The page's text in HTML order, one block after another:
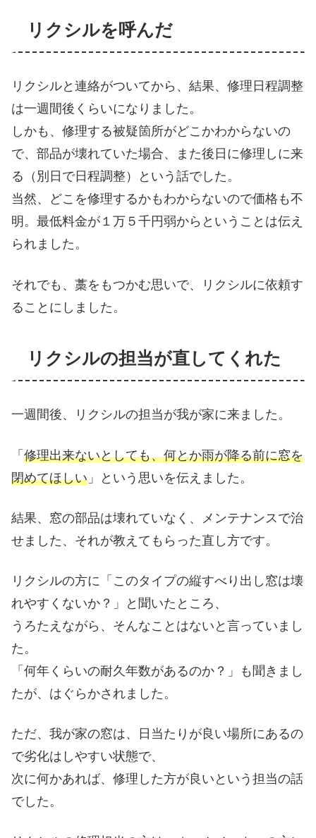
リクシルを呼んだ
リクシルと連絡がついてから、結果、修理日程調整
は一週間後くらいになりました。
しかも、修理する被疑箇所がどこかわからないの
で、部品が壊れていた場合、また後日に修理しに来
る（別日で日程調整）という話でした。
当然、どこを修理するかもわからないので価格も不
明。最低料金が１万５千円弱からということは伝え
られました。
それでも、藁をもつかむ思いで、リクシルに依頼す
ることにしました。
リクシルの担当が直してくれた
一週間後、リクシルの担当が我が家に来ました。
「 修理出来ないとしても、何とか雨が降る前に窓を
閉めてほしい 」という思いを伝えました。
結果、窓の部品は壊れていなく、メンテナンスで治
せました、それが教えてもらった直し方です。
リクシルの方に「このタイプの縦すべり出し窓は壊
れやすくないか？」と聞いたところ、
うろたえながら、そんなことはないと言っていまし
た。
「何年くらいの耐久年数があるのか？」も聞きまし
たが、はぐらかされました。
ただ、我が家の窓は、日当たりが良い場所にあるの
で劣化はしやすい状態で、
次に何かあれば、修理した方が良いという担当の話
でした。